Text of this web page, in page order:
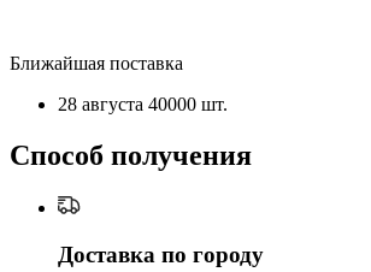
Ближайшая поставка
28 августа 40000 шт.
Способ получения
Доставка по городу